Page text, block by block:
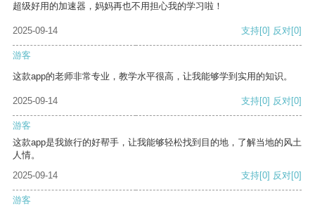
超级好用的加速器，妈妈再也不用担心我的学习啦！
2025-09-14 支持[0] 反对[0]
游客
这款app的老师非常专业，教学水平很高，让我能够学到实用的知识。
2025-09-14 支持[0] 反对[0]
游客
这款app是我旅行的好帮手，让我能够轻松找到目的地，了解当地的风土
人情。
2025-09-14
支持[0] 反对[0]
游客